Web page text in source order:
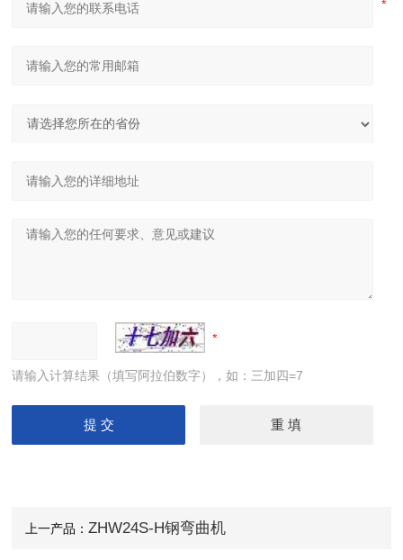
请输入计算结果（填写阿拉伯数字），如：三加四=7
上一产品： ZHW24S-H钢弯曲机